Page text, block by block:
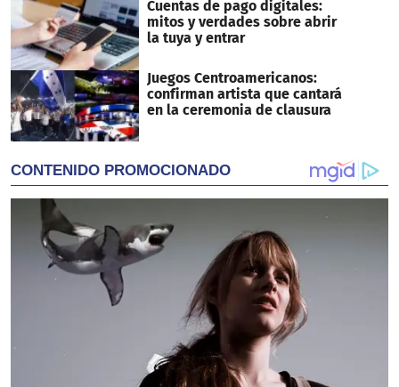
Cuentas de pago digitales:
mitos y verdades sobre abrir
la tuya y entrar
Juegos Centroamericanos:
confirman artista que cantará
en la ceremonia de clausura